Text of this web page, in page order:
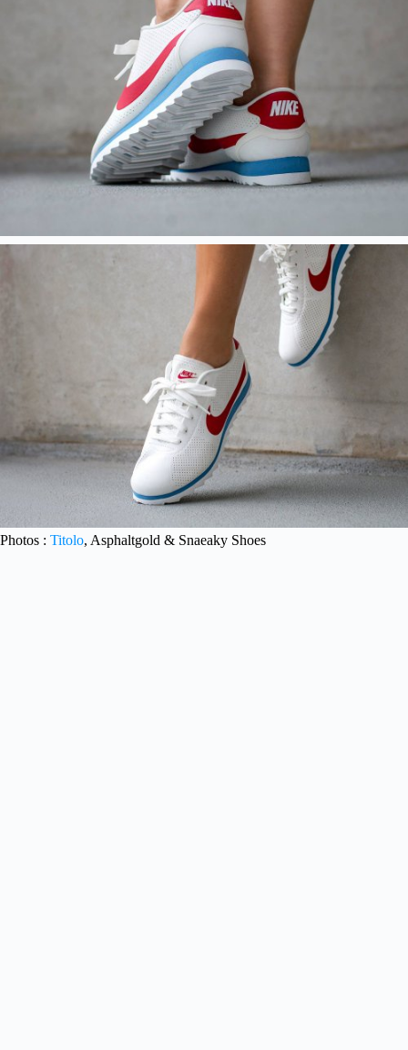
Photos : Titolo, Asphaltgold & Snaeaky Shoes